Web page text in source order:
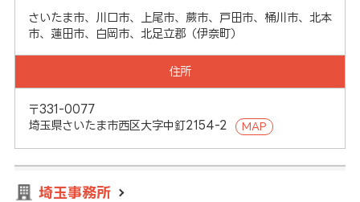
さいたま市、川口市、上尾市、蕨市、戸田市、桶川市、北本
市、蓮田市、白岡市、北足立郡（伊奈町）
住所
〒331-0077
埼玉県さいたま市西区大字中釘2154-2
MAP
埼玉事務所